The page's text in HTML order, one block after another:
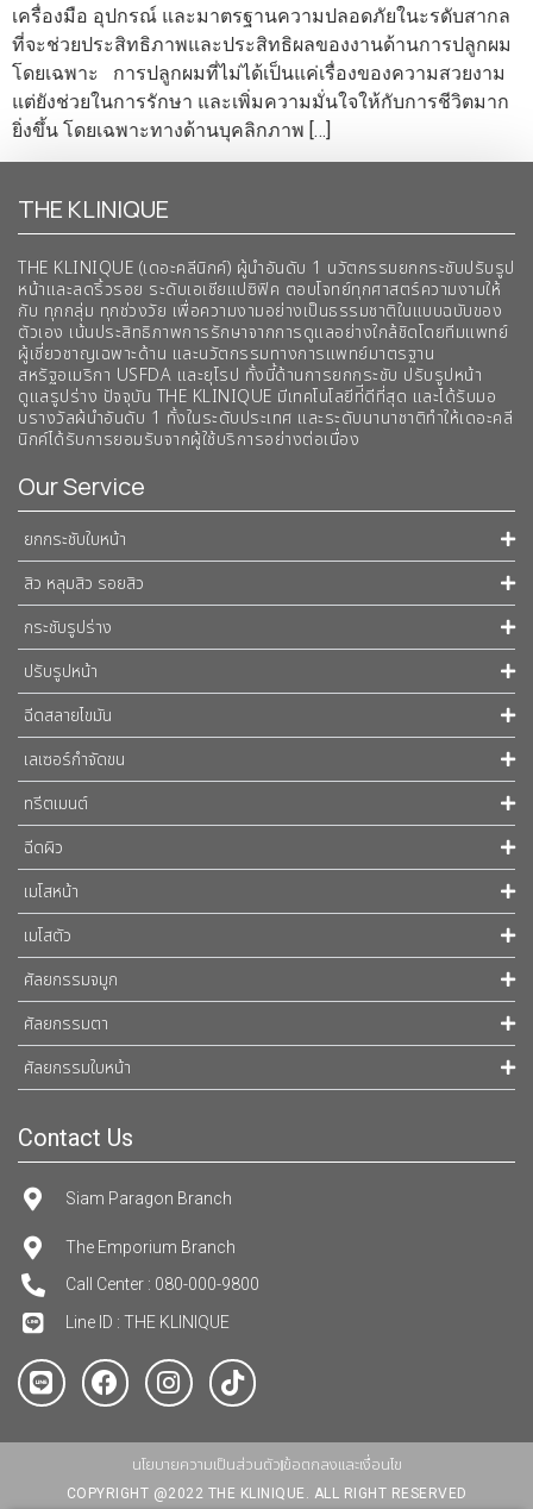
เครื่องมือ อุปกรณ์ และมาตรฐานความปลอดภัยในะรดับสากล
ที่จะช่วยประสิทธิภาพและประสิทธิผลของงานด้านการปลูกผม
โดยเฉพาะ การปลูกผมที่ไม่ได้เป็นแค่เรื่องของความสวยงาม
แต่ยังช่วยในการรักษา และเพิ่มความมั่นใจให้กับการชีวิตมาก
ยิ่งขึ้น โดยเฉพาะทางด้านบุคลิกภาพ […]
THE KLINIQUE
THE KLINIQUE (เดอะคลีนิกค์) ผู้นำอันดับ 1 นวัตกรรมยกกระชับปรับรูป
หน้าและลดริ้วรอย ระดับเอเชียแปซิฟิค ตอบโจทย์ทุกศาสตร์ความงามให้
กับ ทุกกลุ่ม ทุกช่วงวัย เพื่อความงามอย่างเป็นธรรมชาติในแบบฉบับของ
ตัวเอง เน้นประสิทธิภาพการรักษาจากการดูแลอย่างใกล้ชิดโดยทีมแพทย์
ผู้เชี่ยวชาญเฉพาะด้าน และนวัตกรรมทางการแพทย์มาตรฐาน
สหรัฐอเมริกา USFDA และยุโรป ทั้งนี้ด้านการยกกระชับ ปรับรูปหน้า
ดูแลรูปร่าง ปัจจุบัน THE KLINIQUE มีเทคโนโลยีท่ีดีที่สุด และได้รับมอ
บรางวัลผ้นำอันดับ 1 ทั้งในระดับประเทศ และระดับนานาชาติทําให้เดอะคลี
นิกค์ได้รับการยอมรับจากผู้ใช้บริการอย่างต่อเนื่อง
Our Service
ยกกระชับใบหน้า
สิว หลุมสิว รอยสิว
กระชับรูปร่าง
ปรับรูปหน้า
ฉีดสลายไขมัน
เลเซอร์กำจัดขน
ทรีตเมนต์
ฉีดผิว
เมโสหน้า
เมโสตัว
ศัลยกรรมจมูก
ศัลยกรรมตา
ศัลยกรรมใบหน้า
Contact Us
Siam Paragon Branch
The Emporium Branch
Call Center : 080-000-9800
Line ID : THE KLINIQUE
นโยบายความเป็นส่วนตัวข้อตกลงและเงื่อนไข
COPYRIGHT @2022 THE KLINIQUE. ALL RIGHT RESERVED